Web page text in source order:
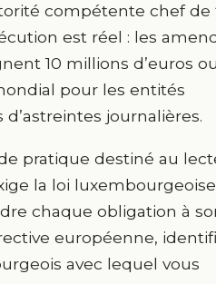
compétente chef de
est réel : les
10 millions d’euros
pour les entités
journalières.
pratique destiné au
la loi luxembourgeoise
chaque obligation à
européenne,
avec lequel vous